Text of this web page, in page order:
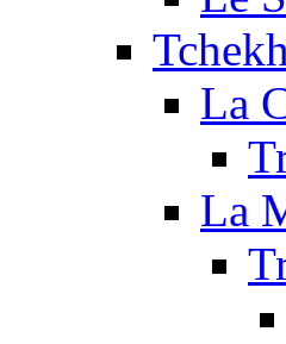
La
La